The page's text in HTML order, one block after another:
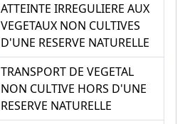
ATTEINTE IRREGULIERE AUX
VEGETAUX NON CULTIVES
D'UNE RESERVE NATURELLE
TRANSPORT DE VEGETAL
NON CULTIVE HORS D'UNE
RESERVE NATURELLE